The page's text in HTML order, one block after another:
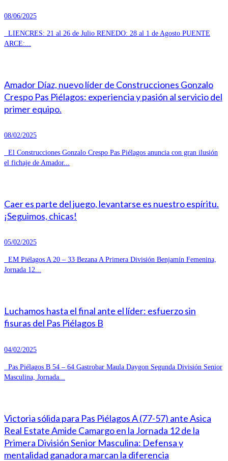
08/06/2025
LIENCRES: 21 al 26 de Julio RENEDO: 28 al 1 de Agosto PUENTE
ARCE:...
Amador Díaz, nuevo líder de Construcciones Gonzalo
Crespo Pas Piélagos: experiencia y pasión al servicio del
primer equipo.
08/02/2025
El Construcciones Gonzalo Crespo Pas Piélagos anuncia con gran ilusión
el fichaje de Amador...
Caer es parte del juego, levantarse es nuestro espíritu.
¡Seguimos, chicas!
05/02/2025
EM Piélagos A 20 – 33 Bezana A Primera División Benjamín Femenina,
Jornada 12...
Luchamos hasta el final ante el líder: esfuerzo sin
fisuras del Pas Piélagos B
04/02/2025
Pas Piélagos B 54 – 64 Gastrobar Maula Daygon Segunda División Senior
Masculina, Jornada...
Victoria sólida para Pas Piélagos A (77-57) ante Asica
Real Estate Amide Camargo en la Jornada 12 de la
Primera División Senior Masculina: Defensa y
mentalidad ganadora marcan la diferencia